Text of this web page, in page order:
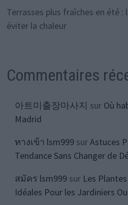
Terrasses plus fraîches en été :
éviter la chaleur
Commentaires
아트미출장마사지 sur Où
Madrid
ทางเข้า lsm999surAstuces
Tendance Sans Changer de
สมัคร lsm999sur Les
Idéales Pour les Jardiniers